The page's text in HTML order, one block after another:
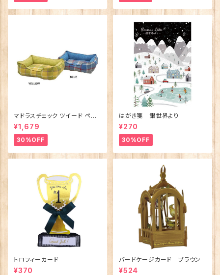
マドラスチェック ツイード ペット
ベッド（犬猫用）M
¥1,679
30%OFF
はがき箋 銀世界より
¥270
30%OFF
トロフィーカード
¥370
バードケージカード ブラウン
¥524